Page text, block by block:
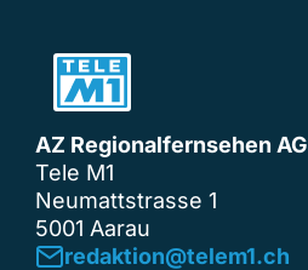
AZ Regionalfernsehen AG
Tele M1
Neumattstrasse 1
5001 Aarau
redaktion@telem1.ch